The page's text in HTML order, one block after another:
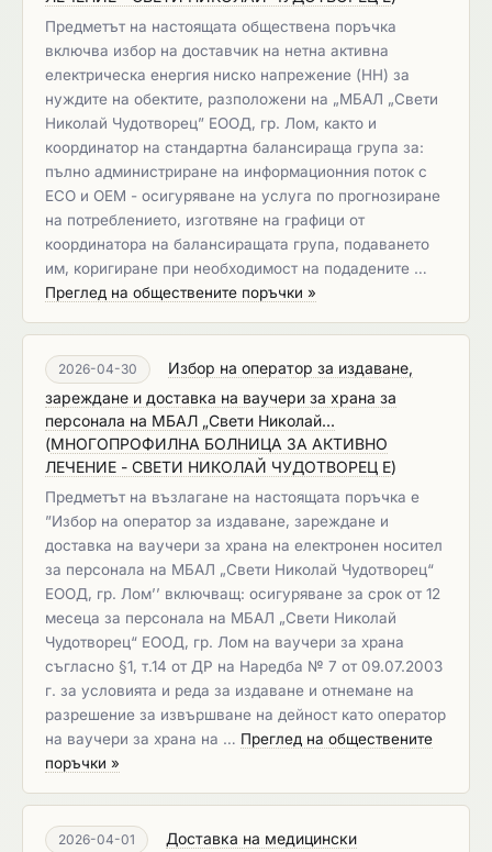
Предметът на настоящата обществена поръчка
включва избор на доставчик на нетна активна
електрическа енергия ниско напрежение (НН) за
нуждите на обектите, разположени на „МБАЛ „Свети
Николай Чудотворец” ЕООД, гр. Лом, както и
координатор на стандартна балансираща група за:
пълно администриране на информационния поток с
ЕСО и ОЕМ - осигуряване на услуга по прогнозиране
на потреблението, изготвяне на графици от
координатора на балансиращата група, подаването
им, коригиране при необходимост на подадените …
Преглед на обществените поръчки »
2026-04-30
Избор на оператор за издаване,
зареждане и доставка на ваучери за храна за
персонала на МБАЛ „Свети Николай...
(МНОГОПРОФИЛНА БОЛНИЦА ЗА АКТИВНО
ЛЕЧЕНИЕ - СВЕТИ НИКОЛАЙ ЧУДОТВОРЕЦ Е)
Предметът на възлагане на настоящата поръчка е
”Избор на оператор за издаване, зареждане и
доставка на ваучери за храна на електронен носител
за персонала на МБАЛ „Свети Николай Чудотворец“
ЕООД, гр. Лом’’ включващ: осигуряване за срок от 12
месеца за персонала на МБАЛ „Свети Николай
Чудотворец“ ЕООД, гр. Лом на ваучери за храна
съгласно §1, т.14 от ДР на Наредба № 7 от 09.07.2003
г. за условията и реда за издаване и отнемане на
разрешение за извършване на дейност като оператор
на ваучери за храна на … Преглед на обществените
поръчки »
2026-04-01
Доставка на медицински